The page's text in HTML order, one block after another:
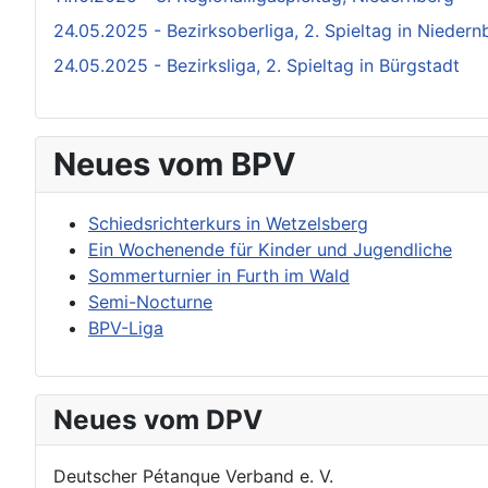
24.05.2025 - Bezirksoberliga, 2. Spieltag in
24.05.2025 - Bezirksliga, 2. Spieltag in Bürgstadt
Neues vom BPV
Schiedsrichterkurs in Wetzelsberg
Ein Wochenende für Kinder und Jugendliche
Sommerturnier in Furth im Wald
Semi-Nocturne
BPV-Liga
Neues vom DPV
Deutscher Pétanque Verband e. V.